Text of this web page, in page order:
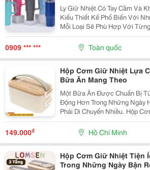
Ly Giữ Nhiệt Có Tay Cầm Và
Kiểu Thiết Kế Phổ Biến Với
Mỗi Loại Sẽ Phù Hợp Với
Việc, Học Tập, Di Chuyển Hay
Cozycup Tìm Hiểu Sự Khác
0909 *** *** Toàn quốc
Hộp Cơm Giữ Nhiệt Lựa
Bữa Ăn Mang Theo
Một Bữa Ăn Được Chuẩn Bị
Động Hơn Trong Những Ngày
Phải Di Chuyển Nhiều. Hộp
Hữu Ích, Giúp Sắp Xếp Các
Thuận Tiện Mang Theo Trong Ngày. Chọn
Khẩu Phần...
149.000₫ Hồ Chí Minh
Hộp Cơm Giữ Nhiệt Tiện
Trong Những Ngày Bận